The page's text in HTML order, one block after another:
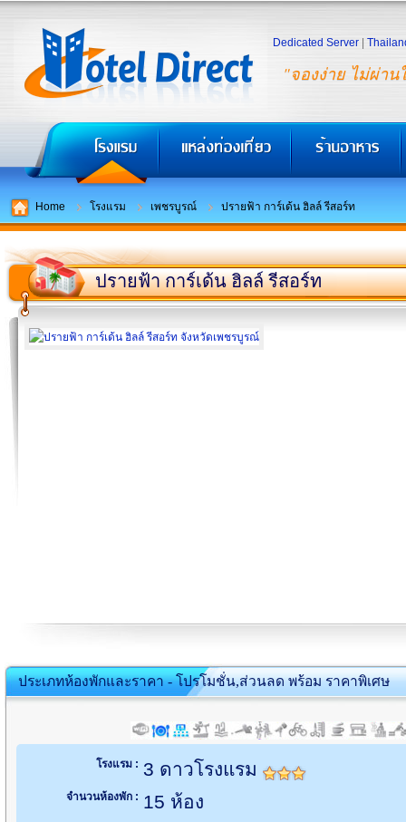
"จองง่าย ไม่ผ่าน
Dedicated Server
Home โรงแรม เพชรบูรณ์ ปรายฟ้า การ์เด้น ฮิลล์ รีสอร์ท
ปรายฟ้า การ์เด้น ฮิลล์ รีสอร์ท
ประเภทห้องพักและราคา - โปรโมชั่น,ส่วนลด พร้อม ราคาพิเศษ
โรงแรม : 3 ดาวโรงแรม
จำนวนห้องพัก : 15 ห้อง